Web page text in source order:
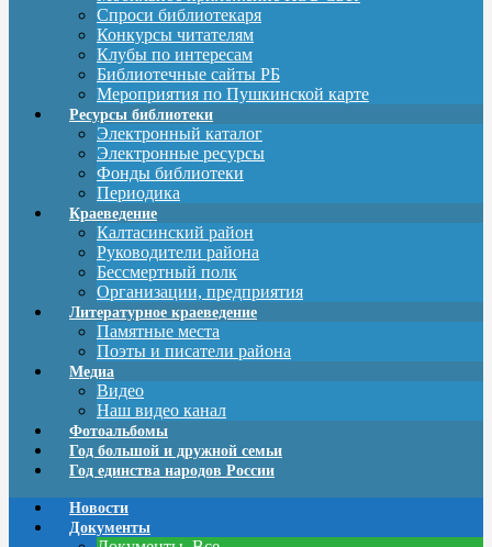
Спроси библиотекаря
Конкурсы читателям
Клубы по интересам
Библиотечные сайты РБ
Мероприятия по Пушкинской карте
Ресурсы библиотеки
Электронный каталог
Электронные ресурсы
Фонды библиотеки
Периодика
Краеведение
Калтасинский район
Руководители района
Бессмертный полк
Организации, предприятия
Литературное краеведение
Памятные места
Поэты и писатели района
Медиа
Видео
Наш видео канал
Фотоальбомы
Год большой и дружной семьи
Год единства народов России
Новости
Документы